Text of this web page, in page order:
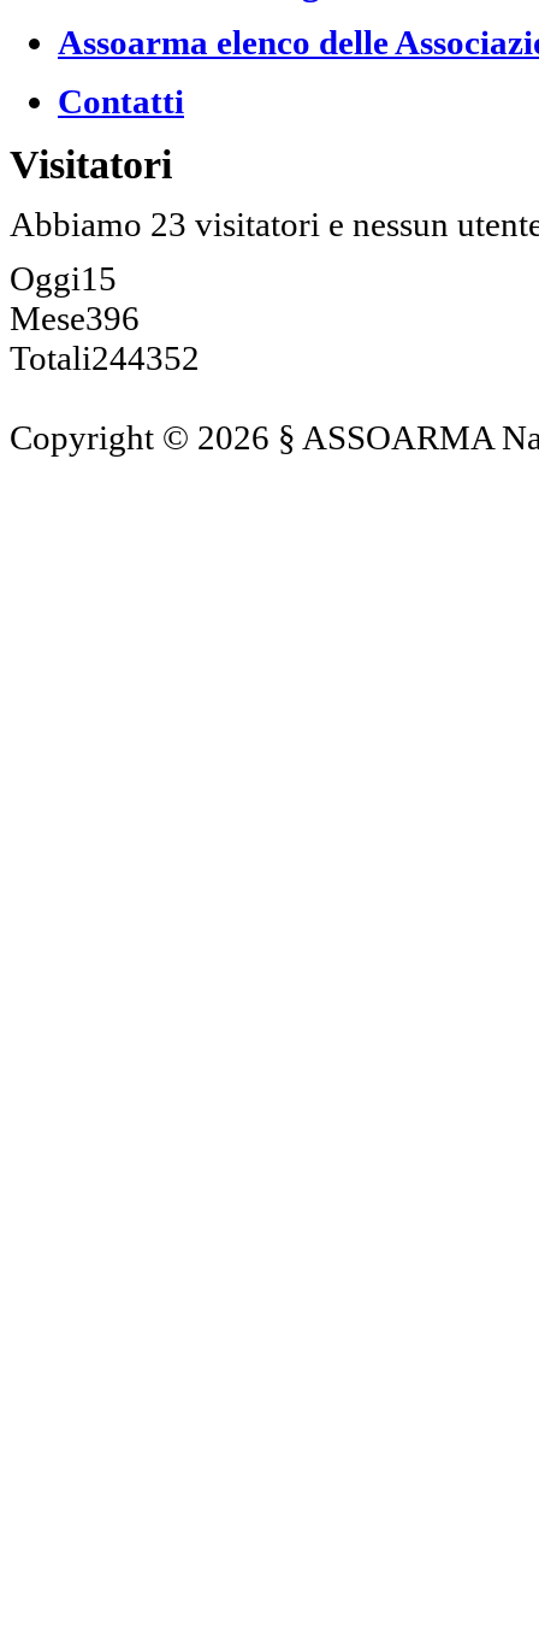
Assoarma elenco delle
Contatti
Visitatori
Abbiamo 23 visitatori e nessun
Oggi15
Mese396
Totali244352
Copyright © 2026 § ASSOARMA